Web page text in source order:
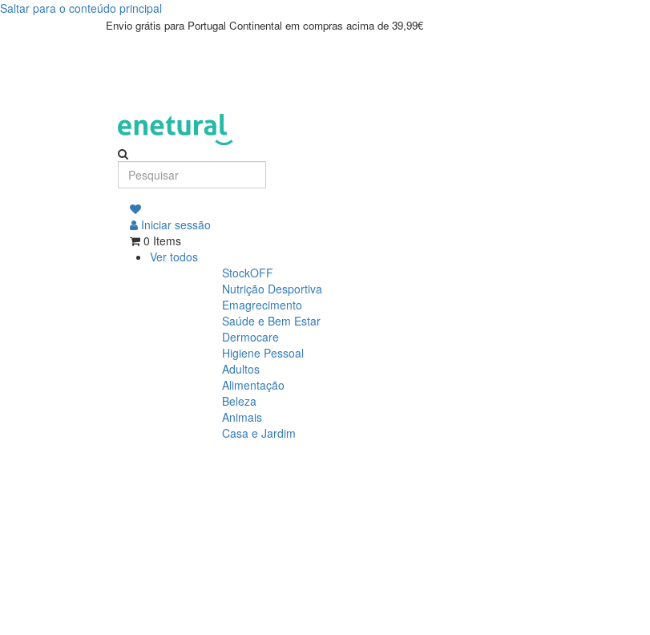
Saltar para o conteúdo principal
Envio grátis para Portugal Continental em compras acima de 39,99€
Iniciar sessão
0 Items
Ver todos
StockOFF
Nutrição Desportiva
Emagrecimento
Saúde e Bem Estar
Dermocare
Higiene Pessoal
Adultos
Alimentação
Beleza
Animais
Casa e Jardim